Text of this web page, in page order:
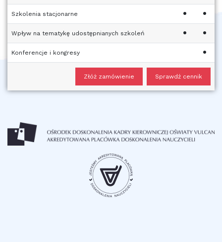
Szkolenia stacjonarne • •
Wpływ na tematykę udostępnianych szkoleń • •
Konferencje i kongresy •
Złóż zamówienie Sprawdź cennik